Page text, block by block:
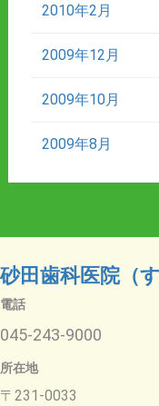
2010年2月
2009年12月
2009年10月
2009年8月
砂田歯科医院（
電話
045-243-9000
所在地
〒231-0033